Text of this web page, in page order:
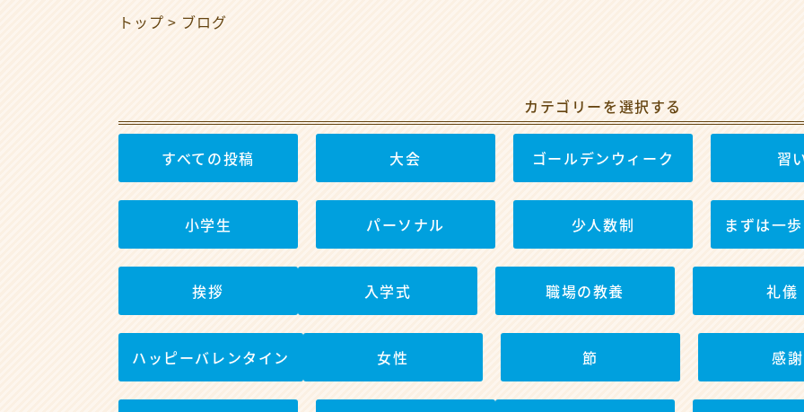
トップ ブログ
カテゴリーを選択する
すべての投稿 大会 ゴールデンウィーク 習
小学生 パーソナル 少人数制 まずは一
挨拶 入学式 職場の教養 礼儀
ハッピーバレンタイン 女性 節 感謝